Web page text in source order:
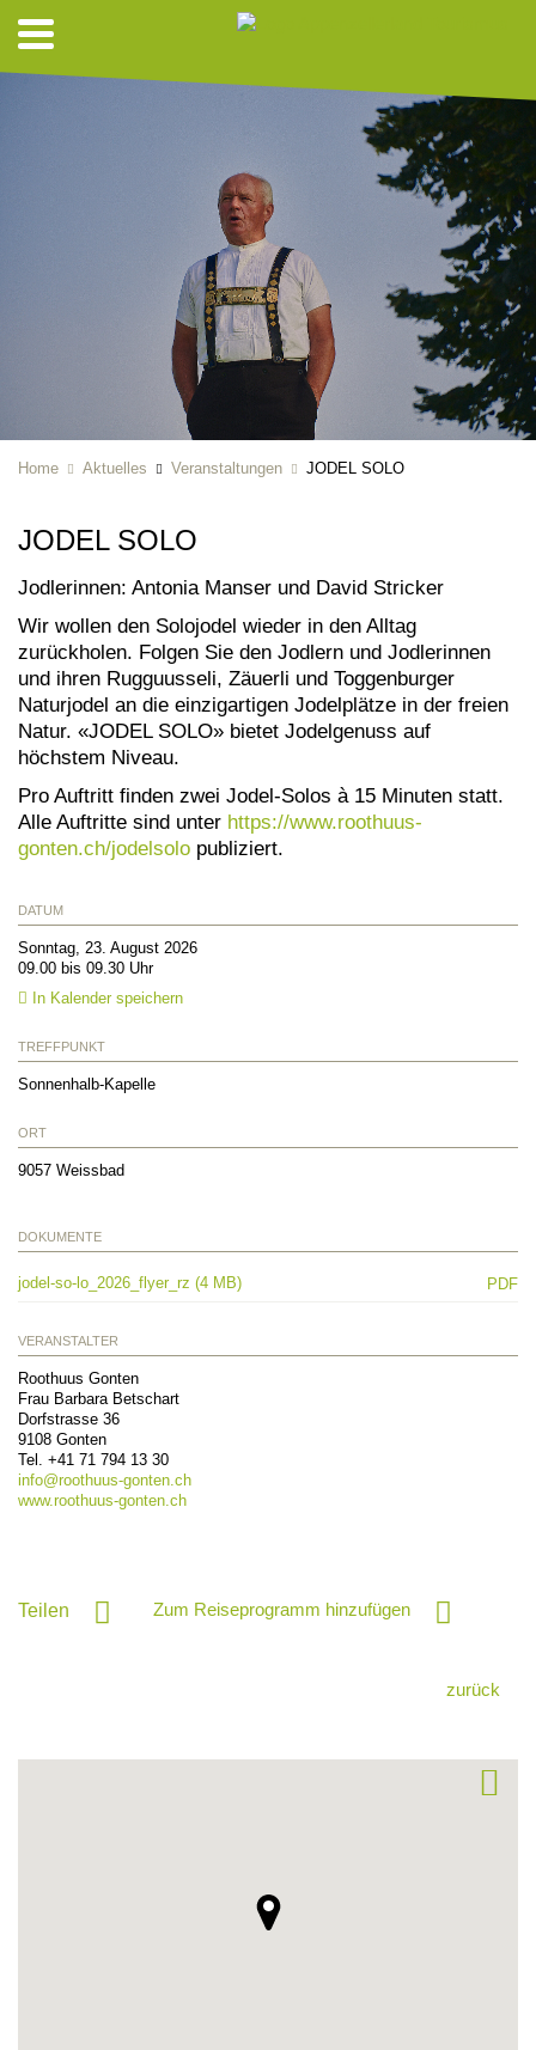
Home Aktuelles Veranstaltungen JODEL SOLO
JODEL SOLO
Jodlerinnen: Antonia Manser und David Stricker
Wir wollen den Solojodel wieder in den Alltag
zurückholen. Folgen Sie den Jodlern und Jodlerinnen
und ihren Rugguusseli, Zäuerli und Toggenburger
Naturjodel an die einzigartigen Jodelplätze in der freien
Natur. «JODEL SOLO» bietet Jodelgenuss auf
höchstem Niveau.
Pro Auftritt finden zwei Jodel-Solos à 15 Minuten statt.
Alle Auftritte sind unter https://www.roothuus-
gonten.ch/jodelsolo publiziert.
DATUM
Sonntag, 23. August 2026
09.00 bis 09.30 Uhr
In Kalender speichern
TREFFPUNKT
Sonnenhalb-Kapelle
ORT
9057 Weissbad
DOKUMENTE
jodel-so-lo_2026_flyer_rz (4 MB) PDF
VERANSTALTER
Roothuus Gonten
Frau Barbara Betschart
Dorfstrasse 36
9108 Gonten
Tel. +41 71 794 13 30
info@roothuus-gonten.ch
www.roothuus-gonten.ch
Teilen Zum Reiseprogramm hinzufügen
zurück